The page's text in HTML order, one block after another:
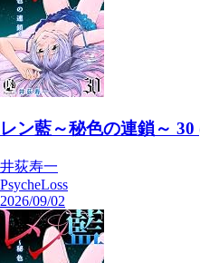
レン藍～秘色の連鎖～ 30
井荻寿一
PsycheLoss
2026/09/02